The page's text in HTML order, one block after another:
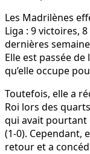
Les Madrilènes
Liga : 9 victoires,
dernières
Elle est passée
qu’elle occupe
Toutefois, elle a
Roi lors des
qui avait pourtant
(1-0). Cependant,
retour et a